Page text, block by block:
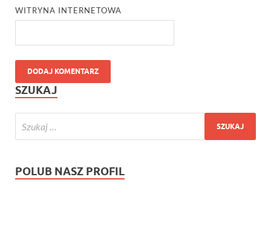
WITRYNA INTERNETOWA
SZUKAJ
POLUB NASZ PROFIL